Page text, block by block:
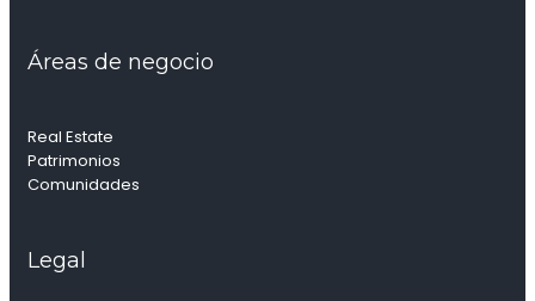
Áreas de negocio
Real Estate
Patrimonios
Comunidades
Legal